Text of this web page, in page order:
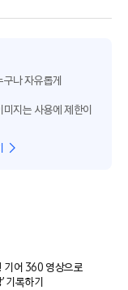
나 자유롭게
지는 사용에 제한이
기어 360 영상으로
기록하기